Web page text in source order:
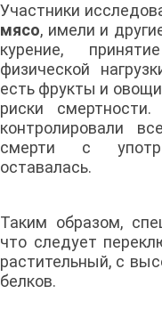
Участники
мясо, имели и
курение,
физической
есть фрукты и
риски
контролировали
смерти с
оставалась.
Таким образом,
что следует
растительный, с
белков.